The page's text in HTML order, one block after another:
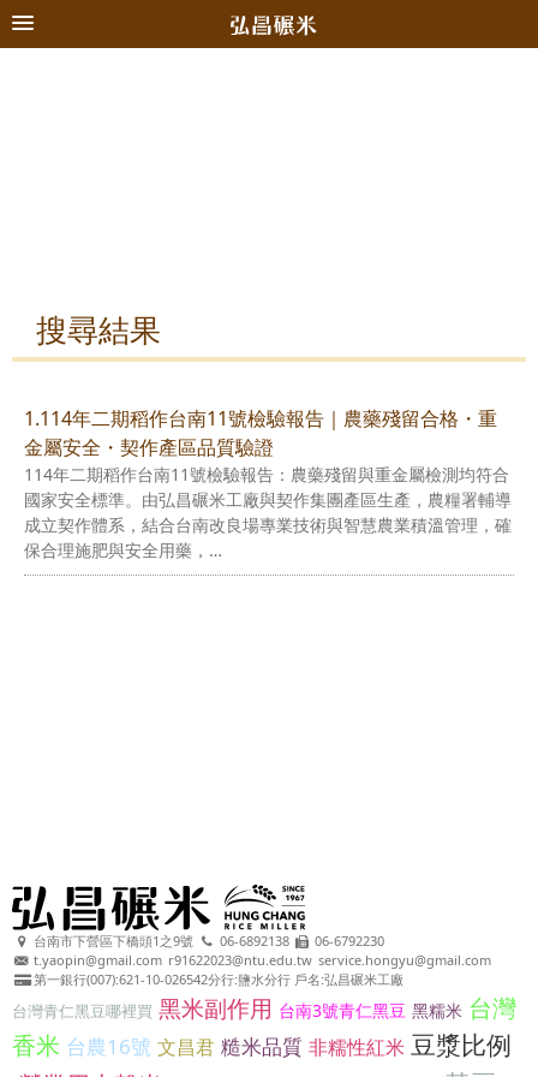
搜尋結果
1.114年二期稻作台南11號檢驗報告｜農藥殘留合格・重
金屬安全・契作產區品質驗證
114年二期稻作台南11號檢驗報告：農藥殘留與重金屬檢測均符合
國家安全標準。由弘昌碾米工廠與契作集團產區生產，農糧署輔導
成立契作體系，結合台南改良場專業技術與智慧農業積溫管理，確
保合理施肥與安全用藥，…
台南市下營區下橋頭1之9號 06-6892138
06-6792230
t.yaopin@gmail.com r91622023@ntu.edu.tw service.hongyu@gmail.com
第一銀行(007):621-10-026542分行:鹽水分行 戶名:弘昌碾米工廠
台灣青仁黑豆哪裡買 黑米副作用 台南3號青仁黑豆 黑糯米 台灣
香米 台農16號 文昌君 糙米品質 非糯性紅米 豆漿比例